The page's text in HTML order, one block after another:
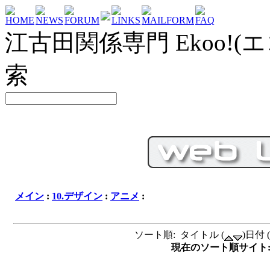
HOMENEWSFORUM LINKSMAILFORMFAQ
江古田関係専門 Ekoo!(
索
メイン : 10.デザイン : アニメ :
ソート順: タイトル (
)日付 (
現在のソート順サイ